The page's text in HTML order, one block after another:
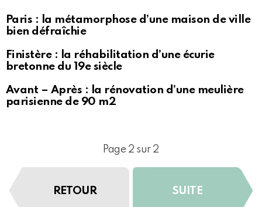
Paris : la métamorphose d’une maison de ville
bien défraîchie
Finistère : la réhabilitation d’une écurie
bretonne du 19e siècle
Avant – Après : la rénovation d’une meulière
parisienne de 90 m2
Page 2 sur 2
RETOUR SUITE